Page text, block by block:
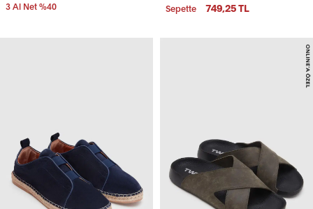
3 Al Net %40 Sepette 749,25 TL